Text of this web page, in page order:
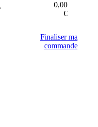
0,00
€
Finaliser ma
commande